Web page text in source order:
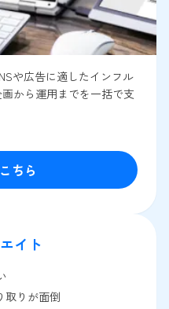
や広告に適したインフル
から運用までを一括で支
ちら
イト
取りが面倒